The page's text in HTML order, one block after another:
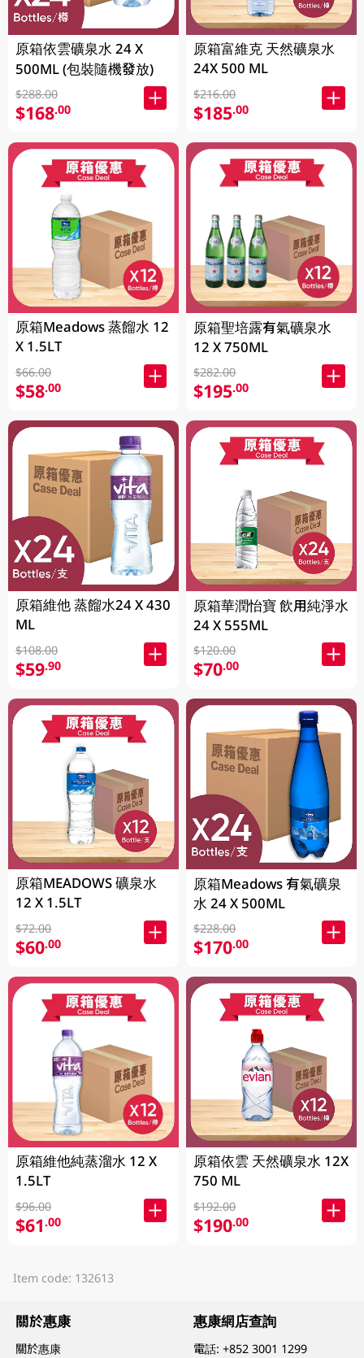
原箱依雲礦泉水 24 X
500ML (包裝隨機發放)
$288.00
$168.00
原箱Meadows 蒸餾水 12
X 1.5LT
$66.00
$58.00
原箱維他 蒸餾水24 X 430
ML
$108.00
$59.90
原箱MEADOWS 礦泉水
12 X 1.5LT
$72.00
$60.00
原箱維他純蒸溜水 12 X
1.5LT
$96.00
$61.00
原箱富維克 天然礦泉水
24X 500 ML
$216.00
$185.00
原箱聖培露有氣礦泉水
12 X 750ML
$282.00
$195.00
原箱華潤怡寶 飲用純淨水
24 X 555ML
$120.00
$70.00
原箱Meadows 有氣礦泉
水 24 X 500ML
$228.00
$170.00
原箱依雲 天然礦泉水 12X
750 ML
$192.00
$190.00
Item code: 132613
關於惠康
關於惠康
惠康網店查詢
電話:+852 3001 1299